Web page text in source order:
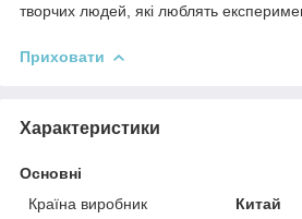
творчих людей, які люблять
Приховати
Характеристики
Основні
Країна виробник
Китай